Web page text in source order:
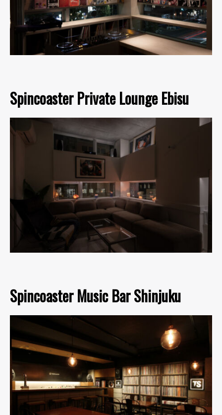
Spincoaster Private Lounge Ebisu
Spincoaster Music Bar Shinjuku